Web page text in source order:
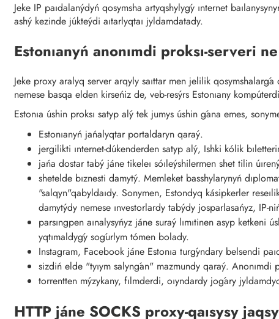
Jeke IP paıdalanýdyń qosymsha artyqshylyǵy ınternet
ashý kezinde júkteýdi aıtarlyqtaı jyldamdatady.
Estonıanyń anonımdi proksı-serveri
Jeke proxy aralyq server arqyly saıttar men jelilik
nemese basqa elden kirseńiz de, veb-resýrs Estonıany
Estonıa úshin proksı satyp alý tek jumys úshin ǵana emes,
Estonıanyń jańalyqtar portaldaryn qaraý.
jergilikti ınternet-dúkenderden satyp alý, Ishki kólik
jańa dostar tabý jáne tikeleı sóıleýshilermen shet tilin
shetelde bıznesti damytý. Memleket basshylarynyń
"salqyn"qabyldaıdy. Sonymen, Estondyq kásipkerler
damytýdy nemese ınvestorlardy tabýdy josparlasańyz, IP-
parsıngpen aınalysyńyz jáne suraý lımıtinen asyp
yqtımaldyǵy soǵurlym tómen bolady.
Instagram, Facebook jáne Estonıa turǵyndary belsendi
sizdiń elde "tyıym salynǵan" mazmundy qaraý. Anonımdi
torrentten mýzykany, fılmderdi, oıyndardy joǵary
HTTP jáne SOCKS proxy-qaısysy jaqsy